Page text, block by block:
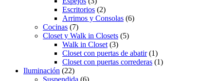
Escritorios (2)
Arrimos y Consolas (6)
Cocinas (7)
Closet y Walk in Closets (5)
Walk in Closet (3)
Closet con puertas de abatir(1)
Closet con puertas correderas (1)
Iluminación (22)